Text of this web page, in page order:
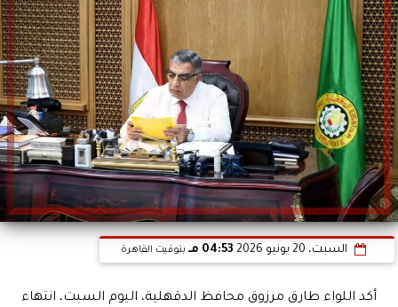
السبت، 20 يونيو 2026 04:53 مـ بتوقيت القاهرة
أكد اللواء طارق مرزوق محافظ الدقهلية، اليوم السبت، انتهاء